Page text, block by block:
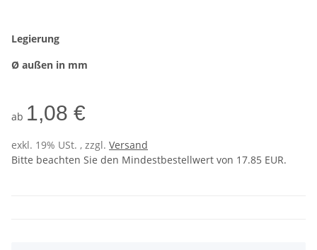
Legierung
Ø außen in mm
ab 1,08 €
exkl. 19% USt. , zzgl. Versand
Bitte beachten Sie den Mindestbestellwert von 17.85 EUR.